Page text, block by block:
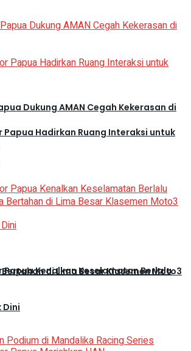
Hadirkan Ruang Interaksi untuk
di Lima Besar Klasemen Moto3
Dukung AMAN Cegah Kekerasan di
Kenalkan Keselamatan Berlalu
Dini